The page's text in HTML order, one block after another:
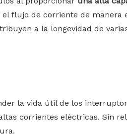
flujo de corriente de
a la longevidad de
la vida útil de los
corrientes eléctricas. Sin